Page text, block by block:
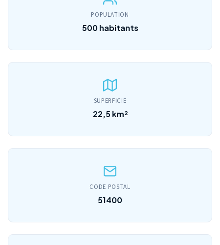
POPULATION
500 habitants
SUPERFICIE
22,5 km²
CODE POSTAL
51400